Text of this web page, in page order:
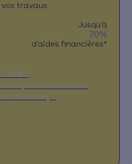
vos travaux
Jusqu'à
70%
d'aides financières*
plusieurs critères
…)